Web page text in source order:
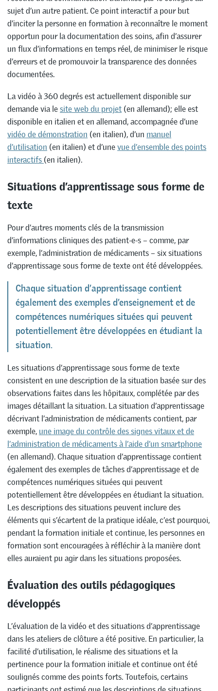
sujet d’un autre patient. Ce point interactif a pour but
d’inciter la personne en formation à reconnaître le moment
opportun pour la documentation des soins, afin d’assurer
un flux d’informations en temps réel, de minimiser le risque
d’erreurs et de promouvoir la transparence des données
documentées.
La vidéo à 360 degrés est actuellement disponible sur
demande via lesite web du projet (en allemand); elle est
disponible en italien et en allemand, accompagnée d’une
vidéo de démonstration (en italien), d’un manuel
d’utilisation (en italien) et d’unevue d’ensemble des points
interactifs (en italien).
Situations d’apprentissage sous forme de
texte
Pour d’autres moments clés de la transmission
d’informations cliniques des patient-e-s – comme, par
exemple, l’administration de médicaments – six situations
d’apprentissage sous forme de texte ont été développées.
Chaque situation d’apprentissage contient
également des exemples d’enseignement et de
compétences numériques situées qui peuvent
potentiellement être développées en étudiant la
situation.
Les situations d’apprentissage sous forme de texte
consistent en une description de la situation basée sur des
observations faites dans les hôpitaux, complétée par des
images détaillant la situation. La situation d’apprentissage
décrivant l’administration de médicaments contient, par
exemple, une image du contrôle des signes vitaux et de
l’administration de médicaments à l’aide d’un smartphone
(en allemand). Chaque situation d’apprentissage contient
également des exemples de tâches d’apprentissage et de
compétences numériques situées qui peuvent
potentiellement être développées en étudiant la situation.
Les descriptions des situations peuvent inclure des
éléments qui s’écartent de la pratique idéale, c’est pourquoi,
pendant la formation initiale et continue, les personnes en
formation sont encouragées à réfléchir à la manière dont
elles auraient pu agir dans les situations proposées.
Évaluation des outils pédagogiques
développés
L’évaluation de la vidéo et des situations d’apprentissage
dans les ateliers de clôture a été positive. En particulier, la
facilité d’utilisation, le réalisme des situations et la
pertinence pour la formation initiale et continue ont été
soulignés comme des points forts. Toutefois, certains